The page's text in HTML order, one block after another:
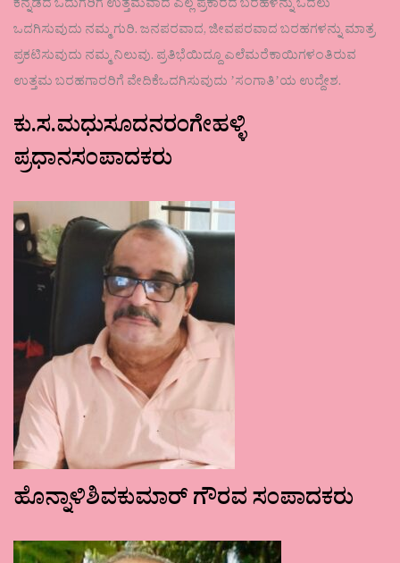
ಕನ್ನಡದ ಓದುಗರಿಗೆ ಉತ್ತಮವಾದ ಎಲ್ಲ ಪ್ರಕಾರದ ಬರಹಳನ್ನು ಓದಲು
ಒದಗಿಸುವುದು ನಮ್ಮ ಗುರಿ. ಜನಪರವಾದ, ಜೀವಪರವಾದ ಬರಹಗಳನ್ನು ಮಾತ್ರ
ಪ್ರಕಟಿಸುವುದು ನಮ್ಮ ನಿಲುವು. ಪ್ರತಿಭೆಯಿದ್ದೂ ಎಲೆಮರೆಕಾಯಿಗಳಂತಿರುವ
ಉತ್ತಮ ಬರಹಗಾರರಿಗೆ ವೇದಿಕೆಒದಗಿಸುವುದು ʼಸಂಗಾತಿʼಯ ಉದ್ದೇಶ.
ಕು.ಸ.ಮಧುಸೂದನರಂಗೇಹಳ್ಳಿ
ಪ್ರಧಾನಸಂಪಾದಕರು
ಹೊನ್ನಾಳಿಶಿವಕುಮಾರ್ ಗೌರವ ಸಂಪಾದಕರು